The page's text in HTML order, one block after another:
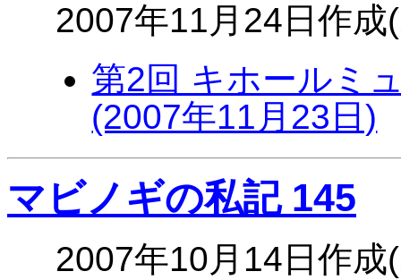
2007年11月24日作
第2回 キホールミ
(2007年11月23日)
マビノギの私記 145
2007年10月14日作